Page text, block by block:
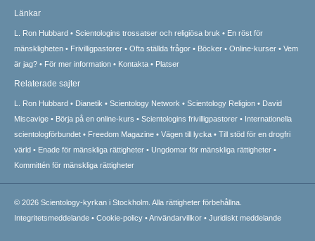
Länkar
L. Ron Hubbard Scientologins trossatser och religiösa bruk
En röst för
mänskligheten
Frivilligpastorer Ofta ställda frågor Böcker Online-kurser
Vem
är jag?
För mer information Kontakta Platser
Relaterade sajter
L. Ron Hubbard Dianetik Scientology Network Scientology Religion
David
Miscavige
Börja på en online-kurs Scientologins frivilligpastorer
Internationella
scientologförbundet
Freedom Magazine Vägen till lycka
Till stöd för en drogfri
värld
Enade för mänskliga rättigheter
Ungdomar för mänskliga rättigheter
Kommittén för mänskliga rättigheter
© 2026 Scientology-kyrkan i Stockholm. Alla rättigheter förbehållna.
Integritetsmeddelande • Cookie-policy •Användarvillkor • Juridiskt meddelande